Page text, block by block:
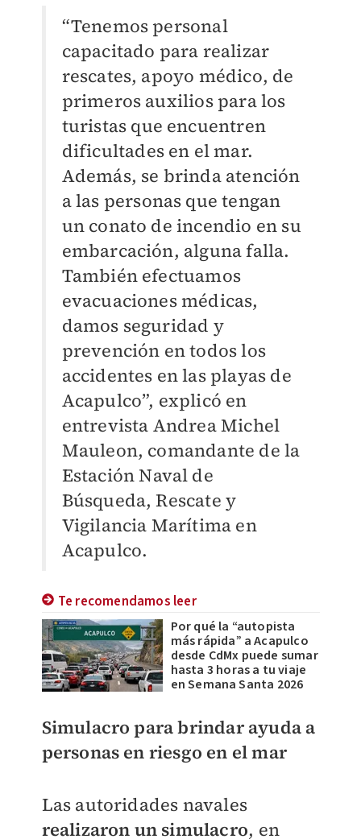
“Tenemos personal
capacitado para realizar
rescates, apoyo médico, de
primeros auxilios para los
turistas que encuentren
dificultades en el mar.
Además, se brinda atención
a las personas que tengan
un conato de incendio en su
embarcación, alguna falla.
También efectuamos
evacuaciones médicas,
damos seguridad y
prevención en todos los
accidentes en las playas de
Acapulco”, explicó en
entrevista Andrea Michel
Mauleon, comandante de la
Estación Naval de
Búsqueda, Rescate y
Vigilancia Marítima en
Acapulco.
Te recomendamos leer
Por qué la “autopista
más rápida” a Acapulco
desde CdMx puede sumar
hasta 3 horas a tu viaje
en Semana Santa 2026
Simulacro para brindar ayuda a
personas en riesgo en el mar
Las autoridades navales
realizaron un simulacro, en